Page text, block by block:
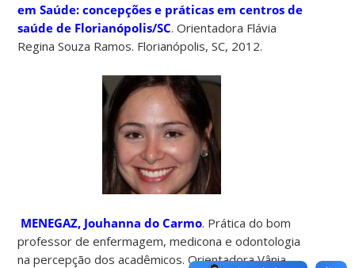
em Saúde: concepções e práticas em centros de
saúde de Florianópolis/SC. Orientadora Flávia
Regina Souza Ramos. Florianópolis, SC, 2012.
MENEGAZ, Jouhanna do Carmo. Prática do bom
professor de enfermagem, medicona e odontologia
na percepção dos acadêmicos. Orientadora Vânia